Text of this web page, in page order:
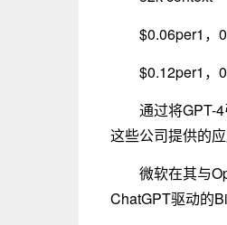
$0.06per1，
$0.12per1，
通过将GPT-
这些公司提供的
微软在其与
ChatGPT驱动的